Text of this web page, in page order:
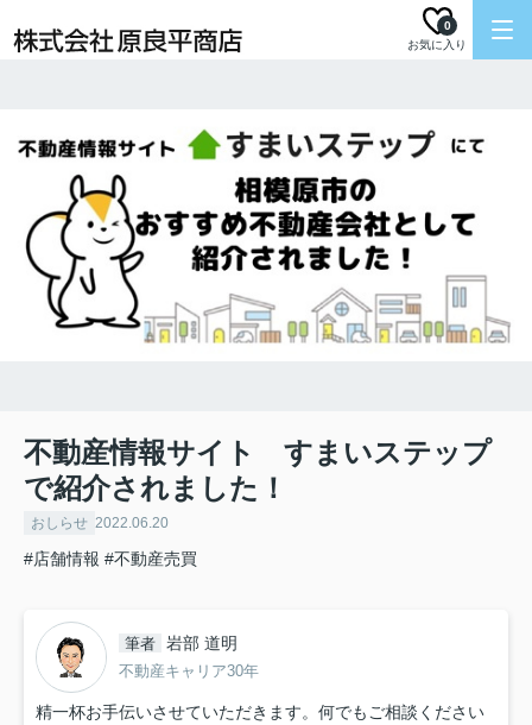
お気に入り
0
不動産情報サイト すまいステップ
で紹介されました！
おしらせ 2022.06.20
#店舗情報 #不動産売買
筆者 岩部 道明
不動産キャリア30年
精一杯お手伝いさせていただきます。何でもご相談ください